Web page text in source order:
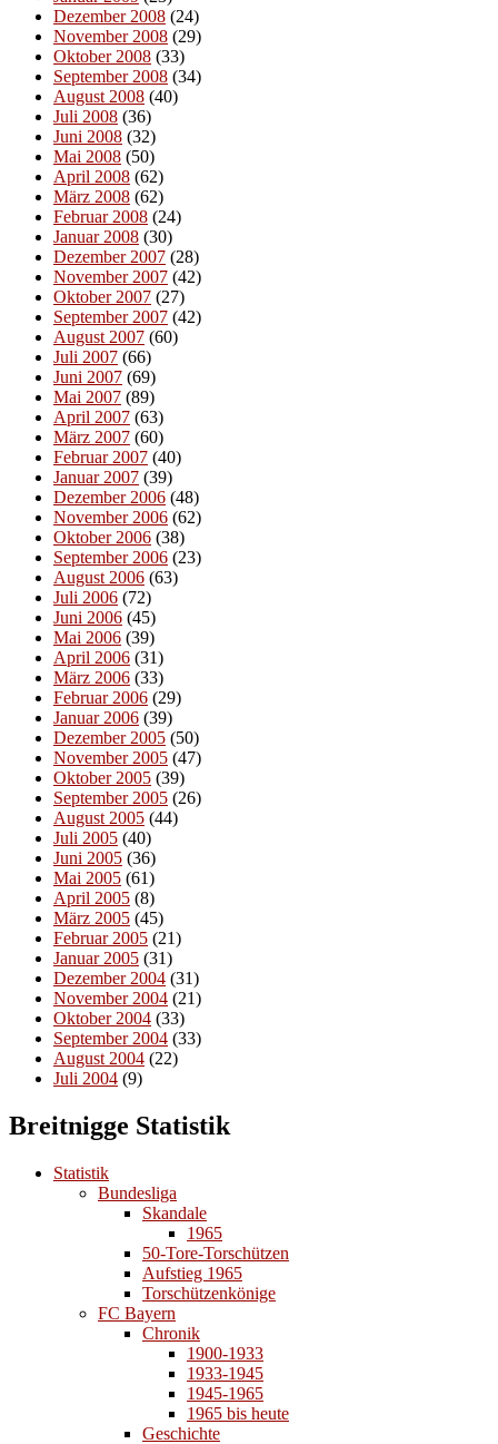
Dezember 2008 (24)
November 2008 (29)
Oktober 2008 (33)
September 2008 (34)
August 2008 (40)
Juli 2008 (36)
Juni 2008 (32)
Mai 2008 (50)
April 2008 (62)
März 2008 (62)
Februar 2008 (24)
Januar 2008 (30)
Dezember 2007 (28)
November 2007 (42)
Oktober 2007 (27)
September 2007 (42)
August 2007 (60)
Juli 2007 (66)
Juni 2007 (69)
Mai 2007 (89)
April 2007 (63)
März 2007 (60)
Februar 2007 (40)
Januar 2007 (39)
Dezember 2006 (48)
November 2006 (62)
Oktober 2006 (38)
September 2006 (23)
August 2006 (63)
Juli 2006 (72)
Juni 2006 (45)
Mai 2006 (39)
April 2006 (31)
März 2006 (33)
Februar 2006 (29)
Januar 2006 (39)
Dezember 2005 (50)
November 2005 (47)
Oktober 2005 (39)
September 2005 (26)
August 2005 (44)
Juli 2005 (40)
Juni 2005 (36)
Mai 2005 (61)
April 2005 (8)
März 2005 (45)
Februar 2005 (21)
Januar 2005 (31)
Dezember 2004 (31)
November 2004 (21)
Oktober 2004 (33)
September 2004 (33)
August 2004 (22)
Juli 2004 (9)
Breitnigge Statistik
Statistik
Bundesliga
Skandale
1965
50-Tore-Torschützen
Aufstieg 1965
Torschützenkönige
FC Bayern
Chronik
1900-1933
1933-1945
1945-1965
1965 bis heute
Geschichte